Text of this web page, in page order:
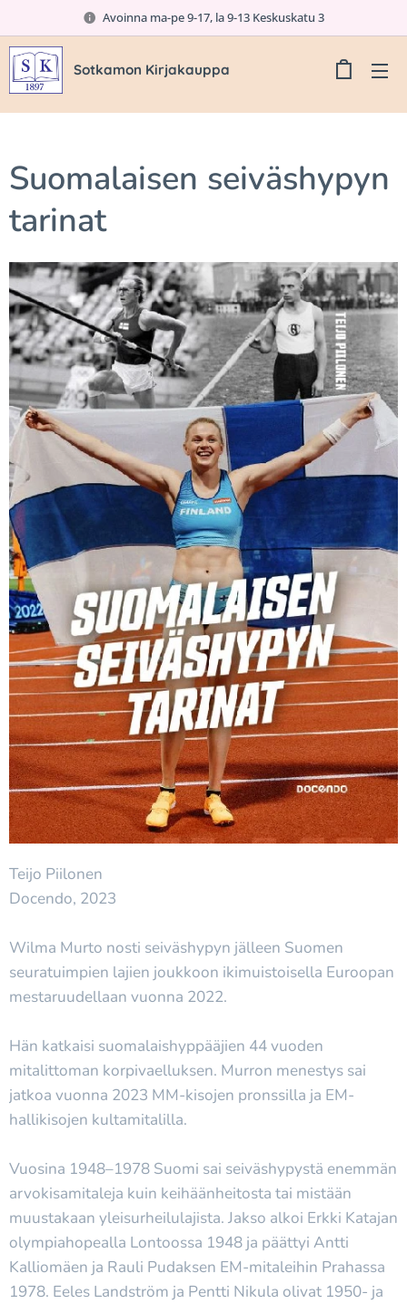
Avoinna ma-pe 9-17, la 9-13 Keskuskatu 3
Sotkamon Kirjakauppa
Suomalaisen seiväshypyn
tarinat
Teijo Piilonen
Docendo, 2023
Wilma Murto nosti seiväshypyn jälleen Suomen
seuratuimpien lajien joukkoon ikimuistoisella Euroopan
mestaruudellaan vuonna 2022.
Hän katkaisi suomalaishyppääjien 44 vuoden
mitalittoman korpivaelluksen. Murron menestys sai
jatkoa vuonna 2023 MM-kisojen pronssilla ja EM-
hallikisojen kultamitalilla.
Vuosina 1948–1978 Suomi sai seiväshypystä enemmän
arvokisamitaleja kuin keihäänheitosta tai mistään
muustakaan yleisurheilulajista. Jakso alkoi Erkki Katajan
olympiahopealla Lontoossa 1948 ja päättyi Antti
Kalliomäen ja Rauli Pudaksen EM-mitaleihin Prahassa
1978. Eeles Landström ja Pentti Nikula olivat 1950- ja